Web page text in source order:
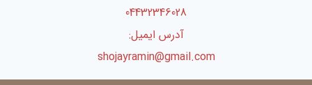
04432346028
آدرس ایمیل:
shojayramin@gmail.com